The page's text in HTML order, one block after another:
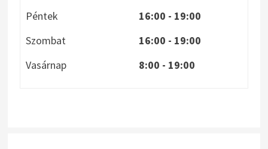
Péntek
16:00 - 19:00
Szombat
16:00 - 19:00
Vasárnap
8:00 - 19:00